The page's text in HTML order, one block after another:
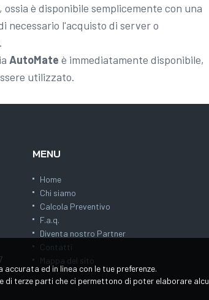
ossia è disponibile semplicemente con una
necessario l'acquisto di server o
AutoMate è immediatamente disponibile,
utilizzato.
MENU
Home
Chi siamo
Calcola Preventivo
F.a.q.
Diventa nostro Partner
Contatti
Mappa del sito
accurata ed in linea con le tue preferenze.
di terze parti che ci permettono di poter elaborare